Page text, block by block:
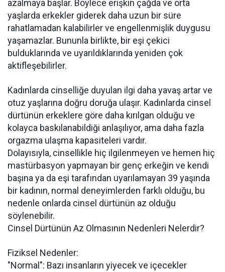
azalmaya başlar. Böylece erişkin çağda ve orta
yaşlarda erkekler giderek daha uzun bir süre
rahatlamadan kalabilirler ve engellenmişlik duygusu
yaşamazlar. Bununla birlikte, bir eşi çekici
bulduklarında ve uyarıldıklarında yeniden çok
aktifleşebilirler.
Kadınlarda cinselliğe duyulan ilgi daha yavaş artar ve
otuz yaşlarına doğru doruğa ulaşır. Kadınlarda cinsel
dürtünün erkeklere göre daha kırılgan olduğu ve
kolayca baskılanabildiği anlaşılıyor, ama daha fazla
orgazma ulaşma kapasiteleri vardır.
Dolayısıyla, cinsellikle hiç ilgilenmeyen ve hemen hiç
mastürbasyon yapmayan bir genç erkeğin ve kendi
başına ya da eşi tarafından uyarılamayan 39 yaşında
bir kadının, normal deneyimlerden farklı olduğu, bu
nedenle onlarda cinsel dürtünün az olduğu
söylenebilir.
Cinsel Dürtünün Az Olmasının Nedenleri Nelerdir?
Fiziksel Nedenler:
"Normal": Bazı insanların yiyecek ve içecekler